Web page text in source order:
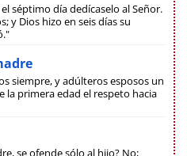
séptimo día dedícaselo al Señor.
y Dios hizo en seis días su
siempre, y adúlteros esposos un
la primera edad el respeto hacia
se ofende sólo al hijo? No;